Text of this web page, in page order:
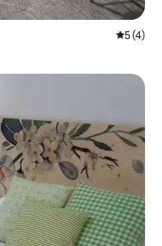
5 av 5 i
5 (4)